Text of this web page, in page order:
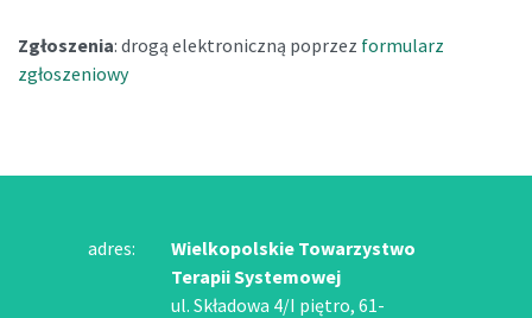
Zgłoszenia: drogą elektroniczną poprzez formularz
zgłoszeniowy
adres:
Wielkopolskie Towarzystwo
Terapii Systemowej
ul. Składowa 4/I piętro, 61-